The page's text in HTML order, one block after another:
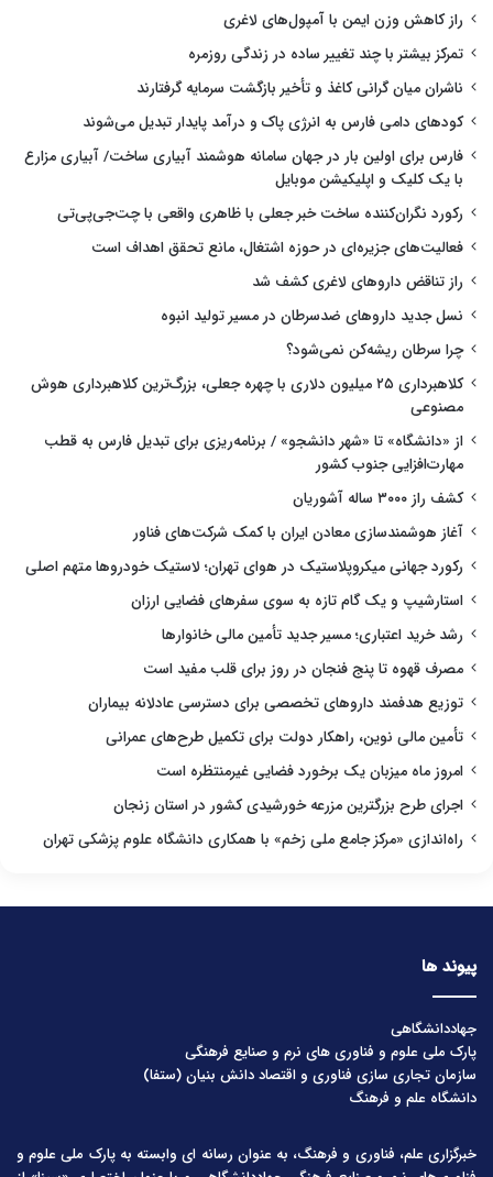
راز کاهش وزن ایمن با آمپول‌های لاغری
تمرکز بیشتر با چند تغییر ساده در زندگی روزمره
ناشران میان گرانی کاغذ و تأخیر بازگشت سرمایه گرفتارند
کودهای دامی فارس به انرژی پاک و درآمد پایدار تبدیل می‌شوند
فارس برای اولین بار در جهان سامانه هوشمند آبیاری ساخت/ آبیاری مزارع
با یک کلیک و اپلیکیشن موبایل
رکورد نگران‌کننده ساخت خبر جعلی با ظاهری واقعی با چت‌جی‌پی‌تی
فعالیت‌های جزیره‌ای در حوزه اشتغال، مانع تحقق اهداف است
راز تناقض داروهای لاغری کشف شد
نسل جدید داروهای ضدسرطان در مسیر تولید انبوه
چرا سرطان ریشه‌کن نمی‌شود؟
کلاهبرداری ۲۵ میلیون دلاری با چهره جعلی، بزرگ‌ترین کلاهبرداری هوش
مصنوعی
از «دانشگاه» تا «شهر دانشجو» / برنامه‌ریزی برای تبدیل فارس به قطب
مهارت‌افزایی جنوب کشور
کشف راز ۳۰۰۰ ساله آشوریان
آغاز هوشمندسازی معادن ایران با کمک شرکت‌های فناور
رکورد جهانی میکروپلاستیک در هوای تهران؛ لاستیک خودروها متهم اصلی
استارشیپ و یک گام تازه به سوی سفرهای فضایی ارزان
رشد خرید اعتباری؛ مسیر جدید تأمین مالی خانوارها
مصرف قهوه تا پنج فنجان در روز برای قلب مفید است
توزیع هدفمند داروهای تخصصی برای دسترسی عادلانه بیماران
تأمین مالی نوین، راهکار دولت برای تکمیل طرح‌های عمرانی
امروز ماه میزبان یک برخورد فضایی غیرمنتظره است
اجرای طرح بزرگترین مزرعه خورشیدی کشور در استان زنجان
راه‌اندازی «مرکز جامع ملی زخم» با همکاری دانشگاه علوم پزشکی تهران
پیوند ها
جهاددانشگاهی
پارک ملی علوم و فناوری های نرم و صنایع فرهنگی
سازمان تجاری سازی فناوری و اقتصاد دانش بنیان (ستفا)
دانشگاه علم و فرهنگ
خبرگزاری علم، فناوری و فرهنگ، به عنوان رسانه ای وابسته به پارک ملی علوم و